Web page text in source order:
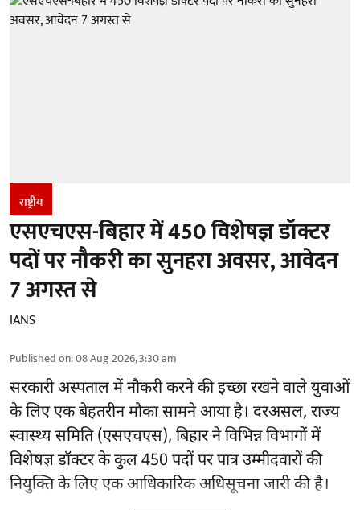
राष्ट्रीय
एसएचएस-बिहार में 450 विशेषज्ञ डॉक्टर
पदों पर नौकरी का सुनहरा अवसर, आवेदन
7 अगस्त से
IANS
Published on:08 Aug 2026, 3:30 am
सरकारी अस्पताल में नौकरी करने की इच्छा रखने वाले युवाओं
के लिए एक बेहतरीन मौका सामने आया है। दरअसल, राज्य
स्वास्थ्य समिति (एसएचएस), बिहार ने विभिन्न विभागों में
विशेषज्ञ डॉक्टर के कुल 450 पदों पर पात्र उम्मीदवारों की
नियुक्ति के लिए एक आधिकारिक अधिसूचना जारी की है।